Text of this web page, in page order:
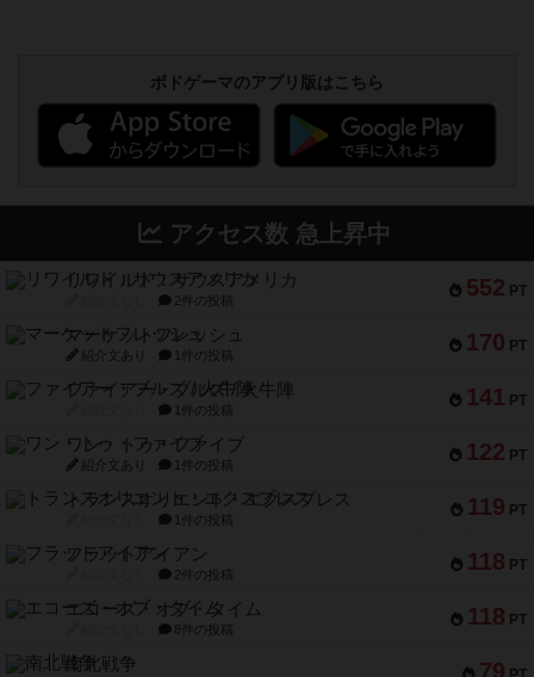
ボドゲーマのアプリ版はこちら
アクセス数 急上昇中
552 PT
リワイルド：サウスアメリカ
2件の投稿
170 PT
マーケットフレッシュ
紹介文あり 1件の投稿
141 PT
ファイアー・ブルズ / 火牛陣
1件の投稿
122 PT
ワン・トゥ・ファイブ
紹介文あり 1件の投稿
119 PT
トランスオリエント・エクスプレス
1件の投稿
118 PT
フラットアイアン
2件の投稿
118 PT
エコーズ・オブ・タイム
8件の投稿
79
南北戦争